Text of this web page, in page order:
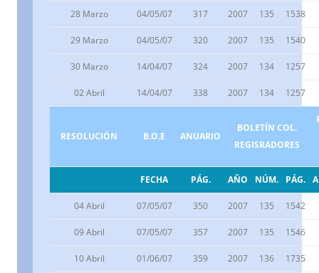
28 Marzo 04/05/07 317 2007 135 1538
29 Marzo 04/05/07 320 2007 135 1540
30 Marzo 14/04/07 324 2007 134 1257
02 Abril 14/04/07 338 2007 134 1257
RESOLUCIÓN B.O.E ANUARIO
BOLETÍN COL.
REGISRADORES
FECHA PÁG. AÑO NÚM. PÁG.
04 Abril 07/05/07 350 2007 135 1542
09 Abril 07/05/07 357 2007 135 1546
10 Abril 01/06/07 359 2007 136 1735